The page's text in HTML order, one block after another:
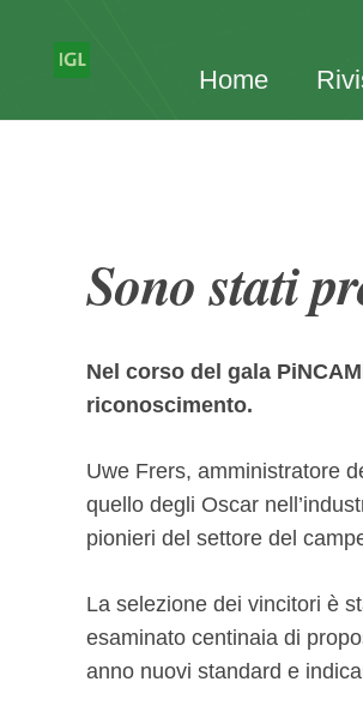
Home
Sono stati
Nel corso del gala
riconoscimento.
Uwe Frers, amministratore
quello degli Oscar
pionieri del settore del
La selezione dei vincitori è
esaminato centinaia di
anno nuovi standard e